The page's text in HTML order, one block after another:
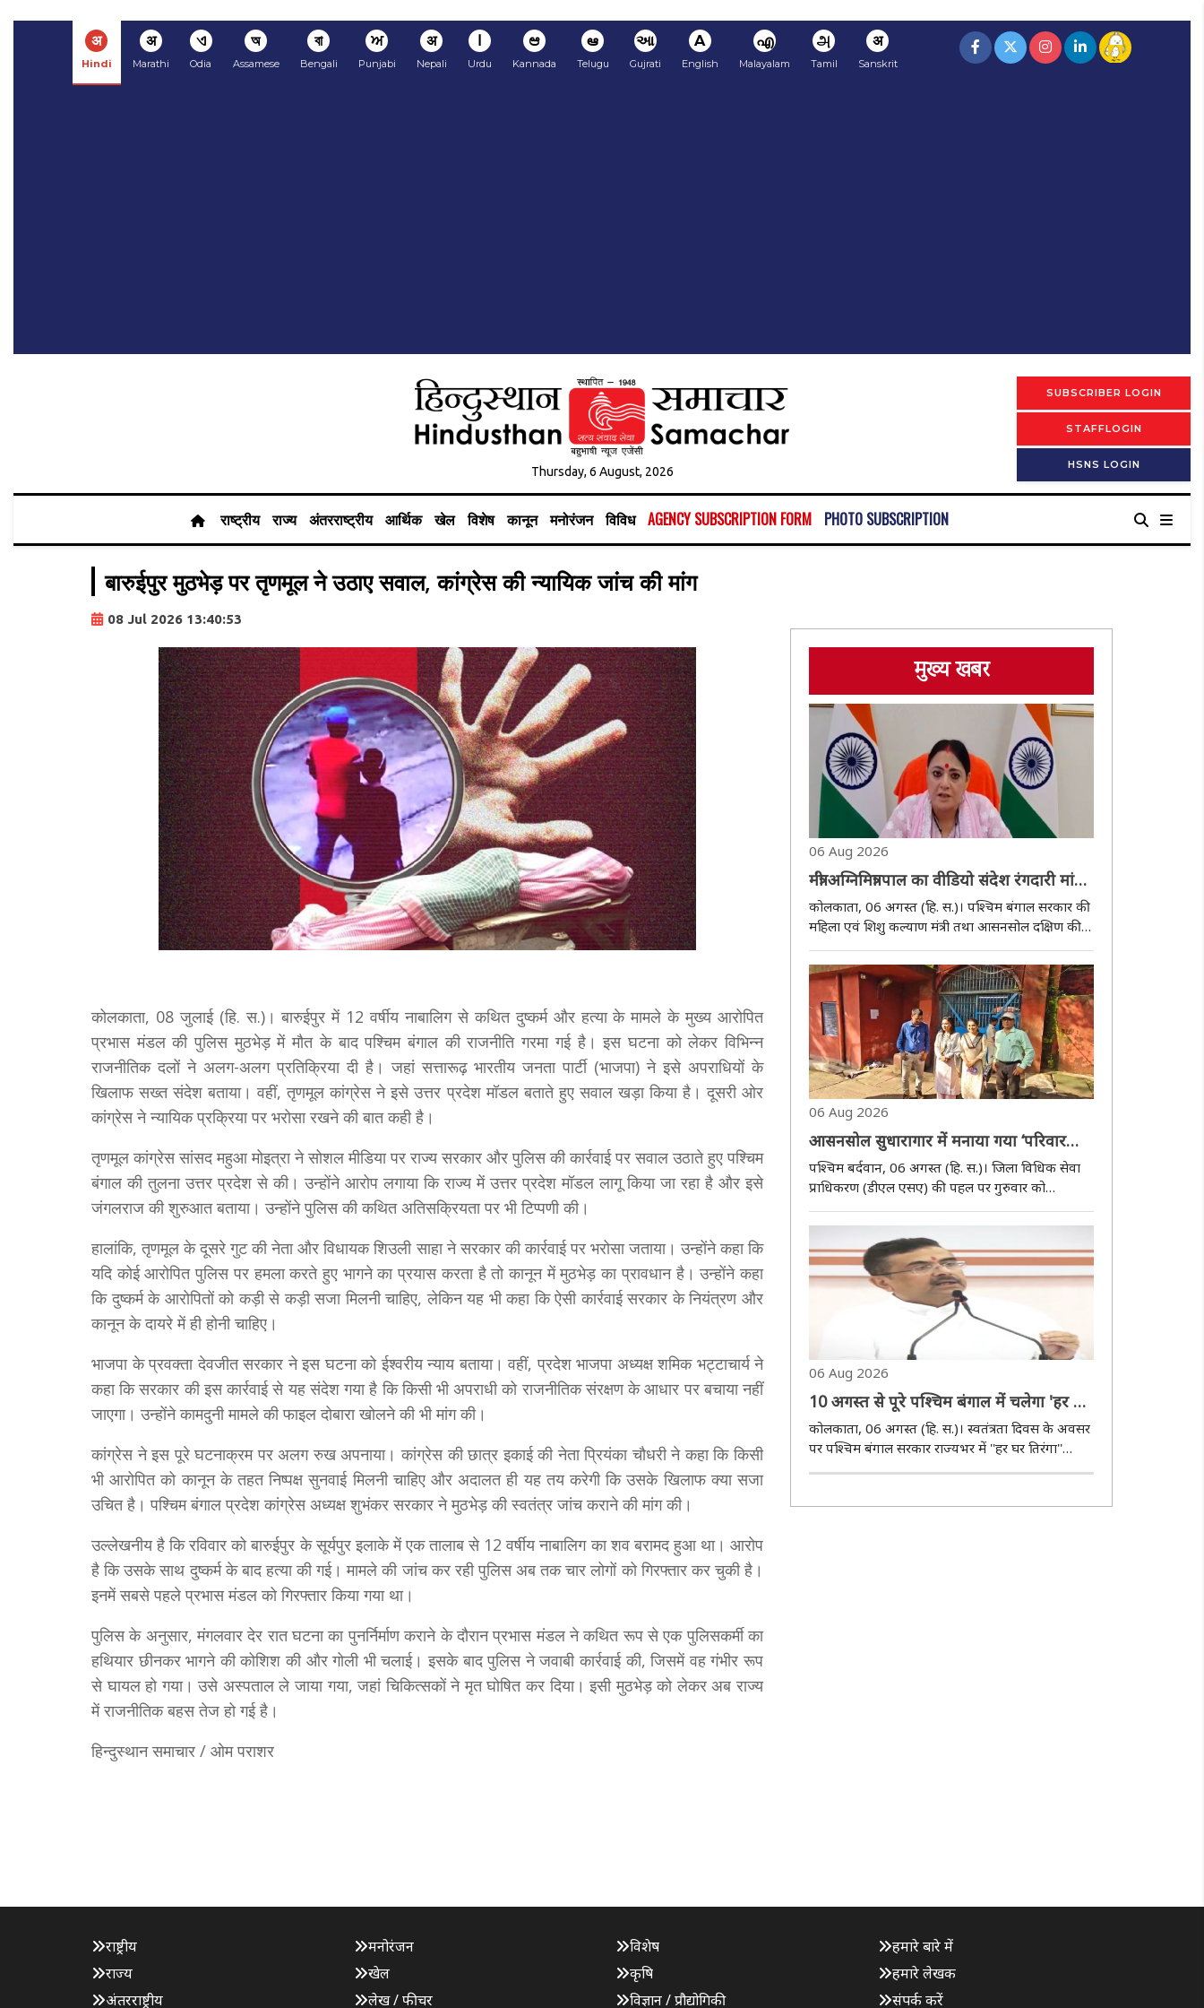
अ
Hindi
अ
Marathi
ଏ
Odia
অ
Assamese
বা
Bengali
ਅ
Punjabi
अ
Nepali
ا
Urdu
ಆ
Kannada
ఆ
Telugu
આ
Gujrati
A
English
എ
Malayalam
அ
Tamil
अ
Sanskrit
Thursday, 6 August, 2026
SUBSCRIBER LOGIN
STAFFLOGIN
HSNS LOGIN
राष्ट्रीय राज्य अंतरराष्ट्रीय आर्थिक खेल विशेष कानून मनोरंजन विविध AGENCY SUBSCRIPTION FORM PHOTO SUBSCRIPTION
बारुईपुर मुठभेड़ पर तृणमूल ने उठाए सवाल, कांग्रेस की न्यायिक जांच की मांग
08 Jul 2026 13:40:53
कोलकाता, 08 जुलाई (हि. स.)। बारुईपुर में 12 वर्षीय नाबालिग से कथित दुष्कर्म और हत्या के मामले के मुख्य आरोपित
प्रभास मंडल की पुलिस मुठभेड़ में मौत के बाद पश्चिम बंगाल की राजनीति गरमा गई है। इस घटना को लेकर विभिन्न
राजनीतिक दलों ने अलग-अलग प्रतिक्रिया दी है। जहां सत्तारूढ़ भारतीय जनता पार्टी (भाजपा) ने इसे अपराधियों के
खिलाफ सख्त संदेश बताया। वहीं, तृणमूल कांग्रेस ने इसे उत्तर प्रदेश मॉडल बताते हुए सवाल खड़ा किया है। दूसरी ओर
कांग्रेस ने न्यायिक प्रक्रिया पर भरोसा रखने की बात कही है।
तृणमूल कांग्रेस सांसद महुआ मोइत्रा ने सोशल मीडिया पर राज्य सरकार और पुलिस की कार्रवाई पर सवाल उठाते हुए पश्चिम
बंगाल की तुलना उत्तर प्रदेश से की। उन्होंने आरोप लगाया कि राज्य में उत्तर प्रदेश मॉडल लागू किया जा रहा है और इसे
जंगलराज की शुरुआत बताया। उन्होंने पुलिस की कथित अतिसक्रियता पर भी टिप्पणी की।
हालांकि, तृणमूल के दूसरे गुट की नेता और विधायक शिउली साहा ने सरकार की कार्रवाई पर भरोसा जताया। उन्होंने कहा कि
यदि कोई आरोपित पुलिस पर हमला करते हुए भागने का प्रयास करता है तो कानून में मुठभेड़ का प्रावधान है। उन्होंने कहा
कि दुष्कर्म के आरोपितों को कड़ी से कड़ी सजा मिलनी चाहिए, लेकिन यह भी कहा कि ऐसी कार्रवाई सरकार के नियंत्रण और
कानून के दायरे में ही होनी चाहिए।
भाजपा के प्रवक्ता देवजीत सरकार ने इस घटना को ईश्वरीय न्याय बताया। वहीं, प्रदेश भाजपा अध्यक्ष शमिक भट्टाचार्य ने
कहा कि सरकार की इस कार्रवाई से यह संदेश गया है कि किसी भी अपराधी को राजनीतिक संरक्षण के आधार पर बचाया नहीं
जाएगा। उन्होंने कामदुनी मामले की फाइल दोबारा खोलने की भी मांग की।
कांग्रेस ने इस पूरे घटनाक्रम पर अलग रुख अपनाया। कांग्रेस की छात्र इकाई की नेता प्रियंका चौधरी ने कहा कि किसी
भी आरोपित को कानून के तहत निष्पक्ष सुनवाई मिलनी चाहिए और अदालत ही यह तय करेगी कि उसके खिलाफ क्या सजा
उचित है। पश्चिम बंगाल प्रदेश कांग्रेस अध्यक्ष शुभंकर सरकार ने मुठभेड़ की स्वतंत्र जांच कराने की मांग की।
उल्लेखनीय है कि रविवार को बारुईपुर के सूर्यपुर इलाके में एक तालाब से 12 वर्षीय नाबालिग का शव बरामद हुआ था। आरोप
है कि उसके साथ दुष्कर्म के बाद हत्या की गई। मामले की जांच कर रही पुलिस अब तक चार लोगों को गिरफ्तार कर चुकी है।
इनमें सबसे पहले प्रभास मंडल को गिरफ्तार किया गया था।
पुलिस के अनुसार, मंगलवार देर रात घटना का पुनर्निर्माण कराने के दौरान प्रभास मंडल ने कथित रूप से एक पुलिसकर्मी का
हथियार छीनकर भागने की कोशिश की और गोली भी चलाई। इसके बाद पुलिस ने जवाबी कार्रवाई की, जिसमें वह गंभीर रूप
से घायल हो गया। उसे अस्पताल ले जाया गया, जहां चिकित्सकों ने मृत घोषित कर दिया। इसी मुठभेड़ को लेकर अब राज्य
में राजनीतिक बहस तेज हो गई है।
हिन्दुस्थान समाचार / ओम पराशर
मुख्य खबर
06 Aug 2026
मंत्री अग्निमित्रा पाल का वीडियो संदेश रंगदारी मांगने
वालो के खिलाफ कड़ी कार्रवाई होगी
कोलकाता, 06 अगस्त (हि. स.)। पश्चिम बंगाल सरकार की
महिला एवं शिशु कल्याण मंत्री तथा आसनसोल दक्षिण की
विधायक अग्निमित्रा पाल ने अपने नाम का इस्तेमाल कर
कथित रंगदारी और सिंडिकेट के नाम पर वसूली किए जाने
के आरोपों को लेकर सोशल मीडिया पर एक वीडियो संदेश..
06 Aug 2026
आसनसोल सुधारागार में मनाया गया ‘परिवार
दिवस’
पश्चिम बर्दवान, 06 अगस्त (हि. स.)। जिला विधिक सेवा
प्राधिकरण (डीएल एसए) की पहल पर गुरुवार को
आसनसोल सुधारागार में ‘परिवार दिवस’ का आयोजन किया
गया। कार्यक्रम का उद्देश्य लंबे समय से परिवार से दूर रहे
बंदियों को उनके परिजनों से जोड़ना और उन्हें मानस..
06 Aug 2026
10 अगस्त से पूरे पश्चिम बंगाल में चलेगा 'हर घर
तिरंगा' अभियान, 70 लाख राष्ट्रीय ध्वज बांटेगी
सरकार
कोलकाता, 06 अगस्त (हि. स.)। स्वतंत्रता दिवस के अवसर
पर पश्चिम बंगाल सरकार राज्यभर में ''हर घर तिरंगा''
अभियान चलाएगी। मुख्यमंत्री शुभेंदु अधिकारी ने गुरुवार
से पूरे राज्य में एक साथ अभियान शुरू ..
राष्ट्रीय
राज्य
अंतरराष्ट्रीय
मनोरंजन
खेल
लेख / फीचर
विशेष
कृषि
विज्ञान / प्रौद्योगिकी
हमारे बारे में
हमारे लेखक
संपर्क करें